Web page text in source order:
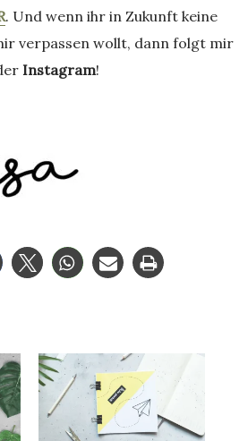
. Und wenn ihr in Zukunft keine
verpassen wollt, dann folgt mir
Instagram!